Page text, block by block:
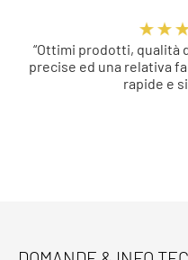
“Ottimi prodotti, qualità
precise ed una relativa
rapide e